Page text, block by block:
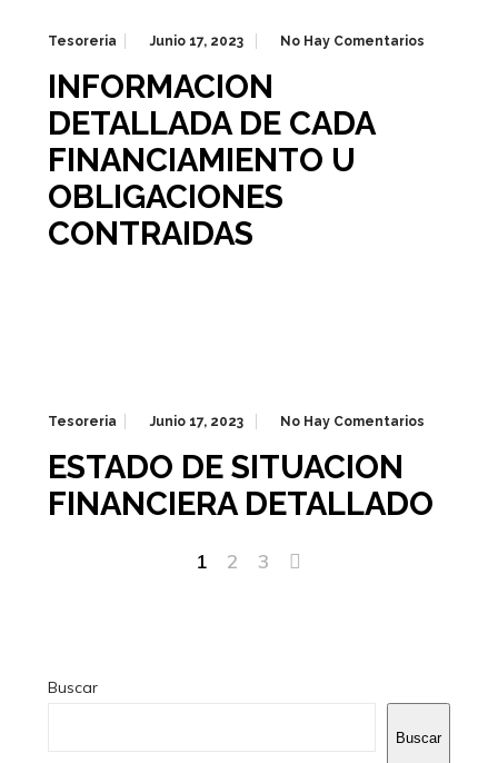
Tesoreria Junio 17, 2023 No Hay Comentarios
INFORMACION
DETALLADA DE CADA
FINANCIAMIENTO U
OBLIGACIONES
CONTRAIDAS
Tesoreria Junio 17, 2023 No Hay Comentarios
ESTADO DE SITUACION
FINANCIERA DETALLADO
1 2 3
Buscar
Buscar